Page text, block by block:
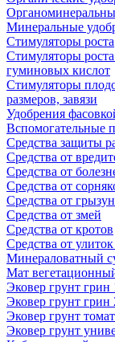
Минеральные
Стимуляторы роста
Стимуляторы
гуминовых кислот
Стимуляторы
размеров, завязи
Удобрения
Вспомогательные
Средства защиты
Средства от
Средства от
Средства от
Средства от
Средства от змей
Средства от кротов
Средства от
Минераловатный
Мат
Эковер грунт грин
Эковер грунт грин
Эковер грунт томат
Эковер грунт